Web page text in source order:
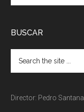
BUSCAR
Director: Pedro Santana